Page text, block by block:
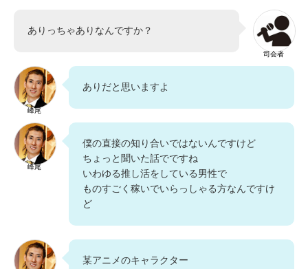
司会者
ありっちゃありなんですか？
峰尾
ありだと思いますよ
峰尾
僕の直接の知り合いではないんですけど
ちょっと聞いた話でですね
いわゆる推し活をしている男性で
ものすごく稼いでいらっしゃる方なんですけ
ど
某アニメのキャラクター